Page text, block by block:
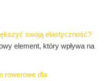
swoją elastyczność?
element, który wpływa na
rowerowe dla